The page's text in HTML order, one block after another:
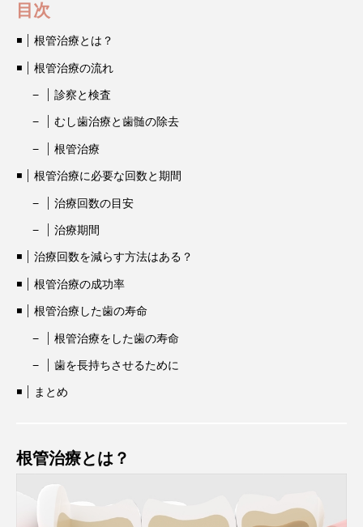
目次
根管治療とは？
根管治療の流れ
診察と検査
むし歯治療と歯髄の除去
根管治療
根管治療に必要な回数と期間
治療回数の目安
治療期間
治療回数を減らす方法はある？
根管治療の成功率
根管治療した歯の寿命
根管治療をした歯の寿命
歯を長持ちさせるために
まとめ
根管治療とは？